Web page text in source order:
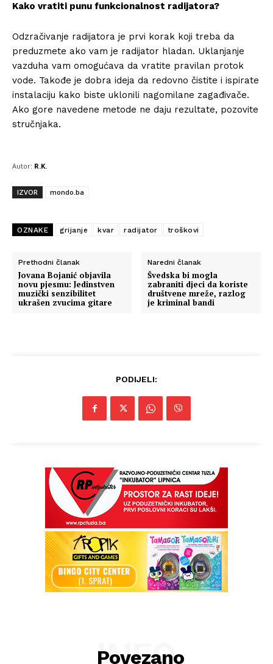
Kako vratiti punu funkcionalnost radijatora?
Odzračivanje radijatora je prvi korak koji treba da
preduzmete ako vam je radijator hladan. Uklanjanje
vazduha vam omogućava da vratite pravilan protok
vode. Takođe je dobra ideja da redovno čistite i ispirate
instalaciju kako biste uklonili nagomilane zagađivače.
Ako gore navedene metode ne daju rezultate, pozovite
stručnjaka.
Autor: R.K.
IZVOR mondo.ba
OZNAKE grijanje kvar radijator troškovi
Prethodni članak
Jovana Bojanić objavila
novu pjesmu: Jedinstven
muzički senzibilitet
ukrašen zvucima gitare
Naredni članak
Švedska bi mogla
zabraniti djeci da koriste
društvene mreže, razlog
je kriminal bandi
PODIJELI:
Povezano